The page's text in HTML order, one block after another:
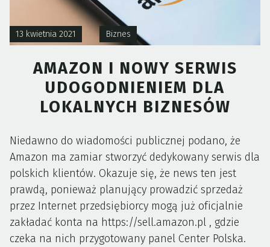
13 kwietnia 2021 Biznes
AMAZON I NOWY SERWIS
UDOGODNIENIEM DLA
LOKALNYCH BIZNESÓW
Niedawno do wiadomości publicznej podano, że
Amazon ma zamiar stworzyć dedykowany serwis dla
polskich klientów. Okazuje się, że news ten jest
prawdą, ponieważ planujący prowadzić sprzedaż
przez Internet przedsiębiorcy mogą już oficjalnie
zakładać konta na https://sell.amazon.pl , gdzie
czeka na nich przygotowany panel Center Polska.